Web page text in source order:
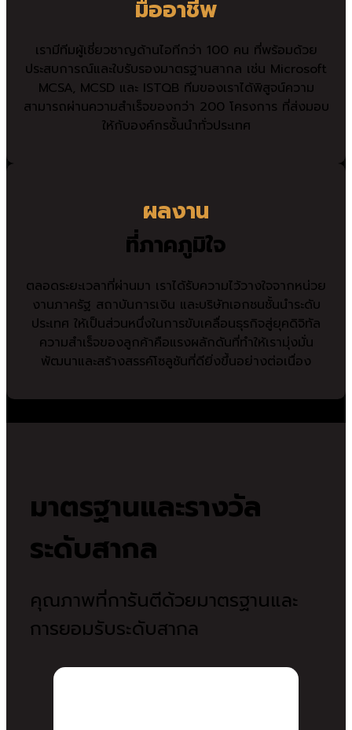
มืออาชีพ
เรามีทีมผู้เชี่ยวชาญด้านไอทีกว่า 100 คน ที่พร้อมด้วย
ประสบการณ์และใบรับรองมาตรฐานสากล เช่น Microsoft
MCSA, MCSD และ ISTQB ทีมของเราได้พิสูจน์ความ
สามารถผ่านความสำเร็จของกว่า 200 โครงการ ที่ส่งมอบ
ให้กับองค์กรชั้นนำทั่วประเทศ
ผลงาน
ที่ภาคภูมิใจ
ตลอดระยะเวลาที่ผ่านมา เราได้รับความไว้วางใจจากหน่วย
งานภาครัฐ สถาบันการเงิน และบริษัทเอกชนชั้นนำระดับ
ประเทศ ให้เป็นส่วนหนึ่งในการขับเคลื่อนธุรกิจสู่ยุคดิจิทัล
ความสำเร็จของลูกค้าคือแรงผลักดันที่ทำให้เรามุ่งมั่น
พัฒนาและสร้างสรรค์โซลูชันที่ดียิ่งขึ้นอย่างต่อเนื่อง
มาตรฐานและรางวัล
ระดับสากล
คุณภาพที่การันตีด้วยมาตรฐานและ
การยอมรับระดับสากล